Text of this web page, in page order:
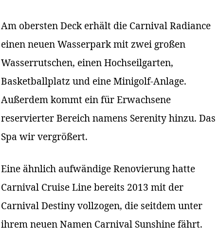
Am obersten Deck erhält die Carnival Radiance
einen neuen Wasserpark mit zwei großen
Wasserrutschen, einen Hochseilgarten,
Basketballplatz und eine Minigolf-Anlage.
Außerdem kommt ein für Erwachsene
reservierter Bereich namens Serenity hinzu. Das
Spa wir vergrößert.
Eine ähnlich aufwändige Renovierung hatte
Carnival Cruise Line bereits 2013 mit der
Carnival Destiny vollzogen, die seitdem unter
ihrem neuen Namen Carnival Sunshine fährt.